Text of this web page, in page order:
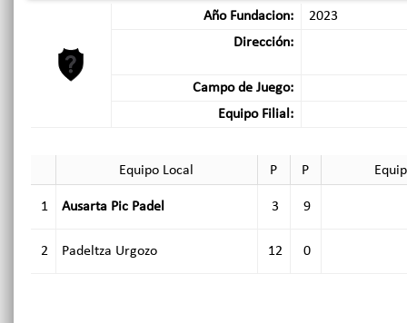
Año Fundacion:
2023
Dirección:
Campo de Juego:
Equipo Filial:
Equipo Local P P
1 Ausarta Pic Padel 3 9
2 Padeltza Urgozo 12 0